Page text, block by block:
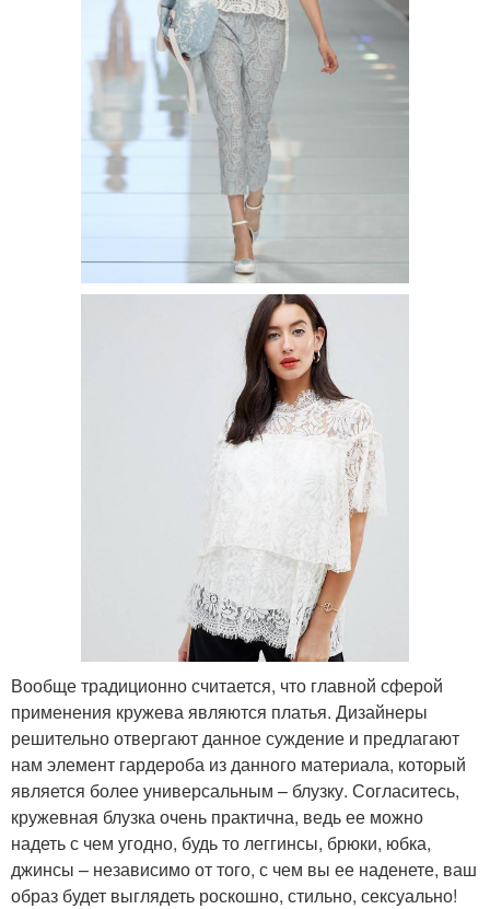
Вообще традиционно считается, что главной сферой
применения кружева являются платья. Дизайнеры
решительно отвергают данное суждение и предлагают
нам элемент гардероба из данного материала, который
является более универсальным – блузку. Согласитесь,
кружевная блузка очень практична, ведь ее можно
надеть с чем угодно, будь то леггинсы, брюки, юбка,
джинсы – независимо от того, с чем вы ее наденете, ваш
образ будет выглядеть роскошно, стильно, сексуально!